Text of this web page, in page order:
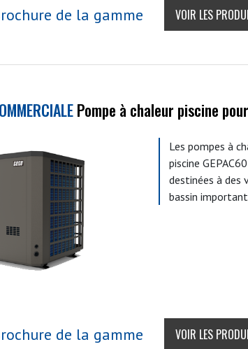
de la gamme VOIR LES
Pompe à chaleur piscine
Les pompes à
piscine
destinées à des
bassin
de la gamme VOIR LES